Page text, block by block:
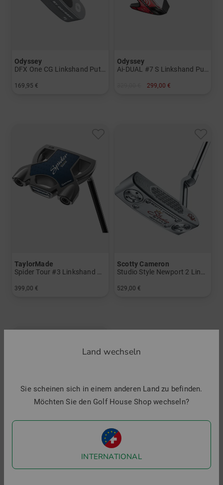
Odyssey
DFX One CG Linkshand Putter
169,95 €
Odyssey
Ai-DUAL #7 S Linkshand Putter
299,00 €
TaylorMade
399,00 €
Scotty Cameron
529,00 €
TaylorMade
Land wechseln
Sie scheinen sich in einem anderen Land zu befinden.
Möchten Sie den Golf House Shop wechseln?
INTERNATIONAL